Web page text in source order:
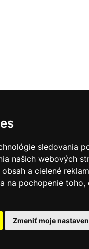
sledovania
našich webových
a cielené
na pochopenie
Zmeniť moje
|Do kostola